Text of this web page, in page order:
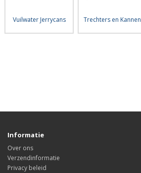
Vuilwater Jerrycans Trechters en Kannen
Informatie
Over ons
Verzendinformatie
Privacy beleid